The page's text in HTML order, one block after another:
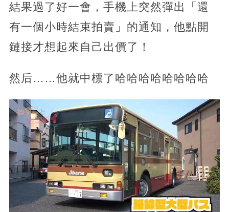
結果過了好一會，手機上突然彈出「還
有一個小時結束拍賣」的通知，他點開
鏈接才想起來自己出價了！
然后……他就中標了哈哈哈哈哈哈哈哈